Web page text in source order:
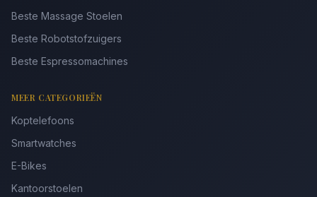
Beste Massage Stoelen
Beste Robotstofzuigers
Beste Espressomachines
MEER CATEGORIEËN
Koptelefoons
Smartwatches
E-Bikes
Kantoorstoelen